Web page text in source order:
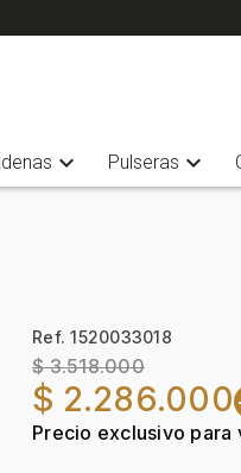
expand_more Pulseras expand_more
Ref. 1520033018
$ 3.518.000
$ 2.286.000
Precio exclusivo para